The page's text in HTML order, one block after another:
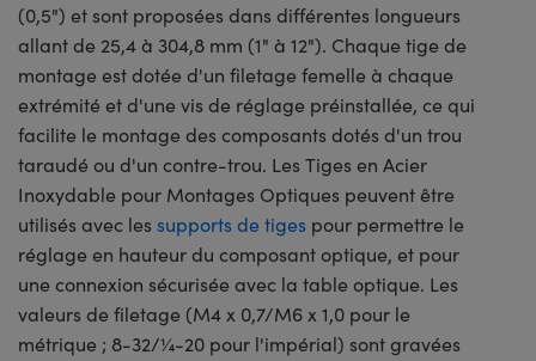
(0,5") et sont proposées dans différentes longueurs
allant de 25,4 à 304,8 mm (1" à 12"). Chaque tige de
montage est dotée d'un filetage femelle à chaque
extrémité et d'une vis de réglage préinstallée, ce qui
facilite le montage des composants dotés d'un trou
taraudé ou d'un contre-trou. Les Tiges en Acier
Inoxydable pour Montages Optiques peuvent être
utilisés avec les supports de tiges pour permettre le
réglage en hauteur du composant optique, et pour
une connexion sécurisée avec la table optique. Les
valeurs de filetage (M4 x 0,7/M6 x 1,0 pour le
métrique ; 8-32/¼-20 pour l'impérial) sont gravées